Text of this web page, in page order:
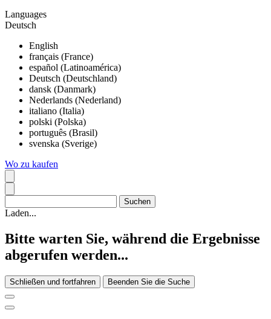
Languages
Deutsch
English
français (France)
español (Latinoamérica)
Deutsch (Deutschland)
dansk (Danmark)
Nederlands (Nederland)
italiano (Italia)
polski (Polska)
português (Brasil)
svenska (Sverige)
Wo zu kaufen
Laden...
Bitte warten Sie, während die Ergebnisse
abgerufen werden...
Schließen und fortfahren Beenden Sie die Suche